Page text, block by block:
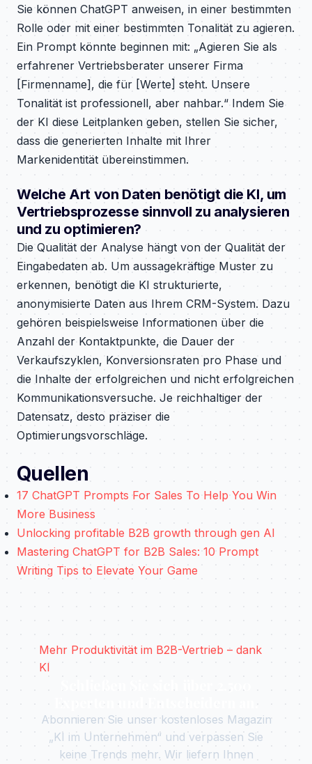
Sie können ChatGPT anweisen, in einer bestimmten
Rolle oder mit einer bestimmten Tonalität zu agieren.
Ein Prompt könnte beginnen mit: „Agieren Sie als
erfahrener Vertriebsberater unserer Firma
[Firmenname], die für [Werte] steht. Unsere
Tonalität ist professionell, aber nahbar.“ Indem Sie
der KI diese Leitplanken geben, stellen Sie sicher,
dass die generierten Inhalte mit Ihrer
Markenidentität übereinstimmen.
Welche Art von Daten benötigt die KI, um
Vertriebsprozesse sinnvoll zu analysieren
und zu optimieren?
Die Qualität der Analyse hängt von der Qualität der
Eingabedaten ab. Um aussagekräftige Muster zu
erkennen, benötigt die KI strukturierte,
anonymisierte Daten aus Ihrem CRM-System. Dazu
gehören beispielsweise Informationen über die
Anzahl der Kontaktpunkte, die Dauer der
Verkaufszyklen, Konversionsraten pro Phase und
die Inhalte der erfolgreichen und nicht erfolgreichen
Kommunikationsversuche. Je reichhaltiger der
Datensatz, desto präziser die
Optimierungsvorschläge.
Quellen
17 ChatGPT Prompts For Sales To Help You Win
More Business
Unlocking profitable B2B growth through gen AI
Mastering ChatGPT for B2B Sales: 10 Prompt
Writing Tips to Elevate Your Game
Mehr Produktivität im B2B-Vertrieb – dank
KI
Schließen Sie sich über 2.500
Experten und Entscheidern an.
Abonnieren Sie unser kostenloses Magazin
„KI im Unternehmen“ und verpassen Sie
keine Trends mehr. Wir liefern Ihnen